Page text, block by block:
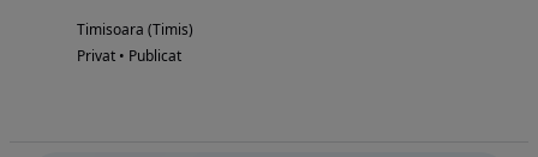
Timisoara (Timis)
Privat • Publicat